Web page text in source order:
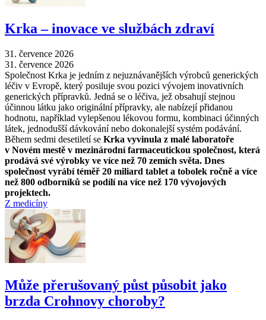
Krka –⁠ inovace ve službách zdraví
31. července 2026
31. července 2026
Společnost Krka je jedním z nejuznávanějších výrobců generických
léčiv v Evropě, který posiluje svou pozici vývojem inovativních
generických přípravků. Jedná se o léčiva, jež obsahují stejnou
účinnou látku jako originální přípravky, ale nabízejí přidanou
hodnotu, například vylepšenou lékovou formu, kombinaci účinných
látek, jednodušší dávkování nebo dokonalejší systém podávání.
Během sedmi desetiletí se Krka vyvinula z malé laboratoře
v Novém mestě v mezinárodní farmaceutickou společnost, která
prodává své výrobky ve více než 70 zemích světa. Dnes
společnost vyrábí téměř 20 miliard tablet a tobolek ročně a více
než 800 odborníků se podílí na více než 170 vývojových
projektech.
Z medicíny
Může přerušovaný půst působit jako
brzda Crohnovy choroby?